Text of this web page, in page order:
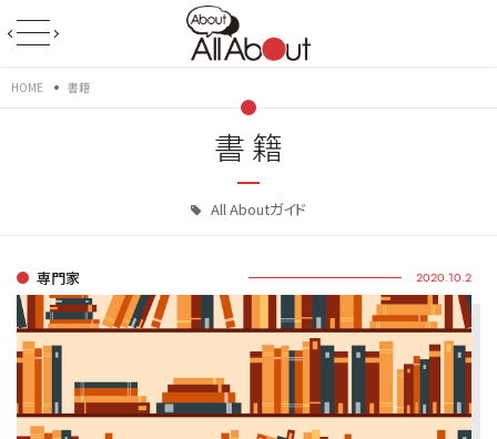
HOME 書籍
書籍
All Aboutガイド
専門家 2020.10.2